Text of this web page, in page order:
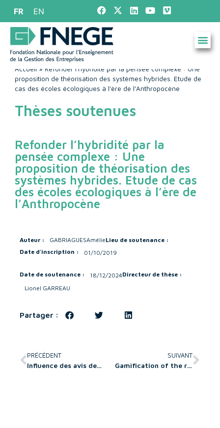
FR EN
Accueil » Refonder l’hybridité par la pensée complexe : Une
proposition de théorisation des systèmes hybrides. Etude de
cas des écoles écologiques à l’ère de l’Anthropocène
Thèses soutenues
Refonder l’hybridité par la
pensée complexe : Une
proposition de théorisation des
systèmes hybrides. Etude de cas
des écoles écologiques à l’ère de
l’Anthropocène
Auteur : GABRIAGUESAmélieLieu de soutenance :
Date d'inscription :
01/10/2019
Date de soutenance : 18/12/2024Directeur de thèse :
Lionel GARREAU
Partager :
PRÉCÉDENT
Influence des avis des consommateurs en ligne sur la performance financière des entreprises
SUIVANT
Gamification of the retail space with hybrid-reality games: a customer-to-customer and customer-to-retailer interaction perspective